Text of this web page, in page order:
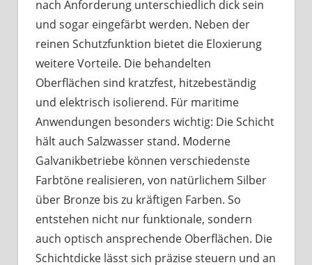
nach Anforderung unterschiedlich dick sein
und sogar eingefärbt werden. Neben der
reinen Schutzfunktion bietet die Eloxierung
weitere Vorteile. Die behandelten
Oberflächen sind kratzfest, hitzebeständig
und elektrisch isolierend. Für maritime
Anwendungen besonders wichtig: Die Schicht
hält auch Salzwasser stand. Moderne
Galvanikbetriebe können verschiedenste
Farbtöne realisieren, von natürlichem Silber
über Bronze bis zu kräftigen Farben. So
entstehen nicht nur funktionale, sondern
auch optisch ansprechende Oberflächen. Die
Schichtdicke lässt sich präzise steuern und an